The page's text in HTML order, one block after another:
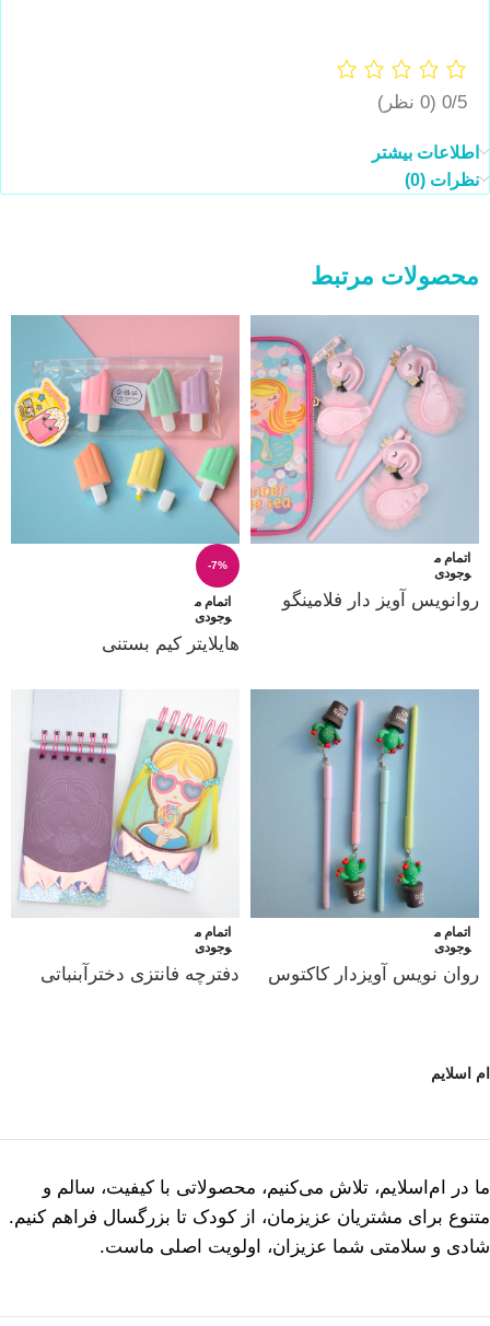
0/5 (0 نظر)
اطلاعات بیشتر
نظرات (0)
محصولات مرتبط
اتمام م
وجودی
روانویس آویز دار فلامینگو
-7%
اتمام م
وجودی
هایلایتر کیم بستنی
اتمام م
وجودی
روان نویس آویزدار کاکتوس
اتمام م
وجودی
دفترچه فانتزی دخترآبنباتی
ام اسلایم
ما در ام‌اسلایم، تلاش می‌کنیم، محصولاتی با کیفیت، سالم و
متنوع برای مشتریان عزیزمان، از کودک تا بزرگسال فراهم کنیم.
شادی و سلامتی شما عزیزان، اولویت اصلی ماست.